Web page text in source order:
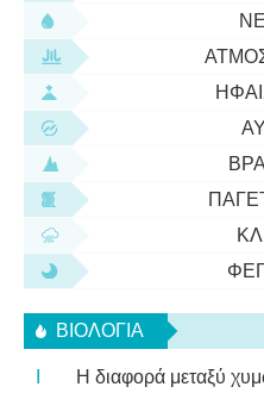
ΒΙΟΛΟΓΊΑ
Η διαφορά μεταξύ